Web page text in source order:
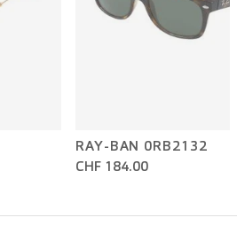
RAY-BAN 0RB2132
CHF 184.00